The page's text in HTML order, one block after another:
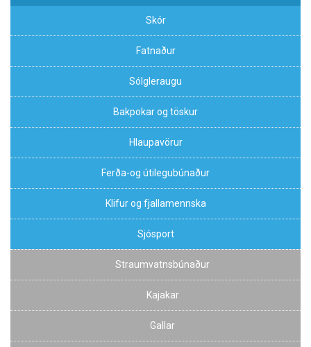
Skór
Fatnaður
Sólgleraugu
Bakpokar og töskur
Hlaupavörur
Ferða-og útilegubúnaður
Klifur og fjallamennska
Sjósport
Straumvatnsbúnaður
Kajakar
Gallar